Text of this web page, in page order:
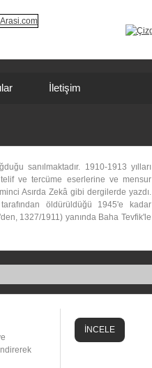
İletişim
sanılmaktadır. 1910-1913 yılları
telif ve tercüme eserlerine ve mensur
Asırda Zekâ gibi dergilerde yazdı.
öldürüldüğü 1945'e kadar
1327/1911) yanında Baha Tevfik'le
İNCELE